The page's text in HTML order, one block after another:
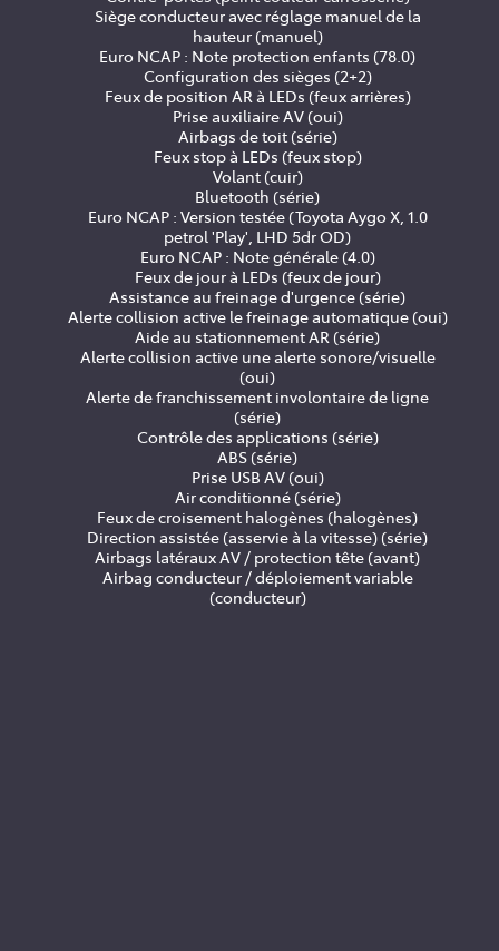
Siège conducteur avec réglage manuel de la
hauteur (manuel)
Euro NCAP : Note protection enfants (78.0)
Configuration des sièges (2+2)
Feux de position AR à LEDs (feux arrières)
Prise auxiliaire AV (oui)
Airbags de toit (série)
Feux stop à LEDs (feux stop)
Volant (cuir)
Bluetooth (série)
Euro NCAP : Version testée (Toyota Aygo X, 1.0
petrol 'Play', LHD 5dr OD)
Euro NCAP : Note générale (4.0)
Feux de jour à LEDs (feux de jour)
Assistance au freinage d'urgence (série)
Alerte collision active le freinage automatique (oui)
Aide au stationnement AR (série)
Alerte collision active une alerte sonore/visuelle
(oui)
Alerte de franchissement involontaire de ligne
(série)
Contrôle des applications (série)
ABS (série)
Prise USB AV (oui)
Air conditionné (série)
Feux de croisement halogènes (halogènes)
Direction assistée (asservie à la vitesse) (série)
Airbags latéraux AV / protection tête (avant)
Airbag conducteur / déploiement variable
(conducteur)